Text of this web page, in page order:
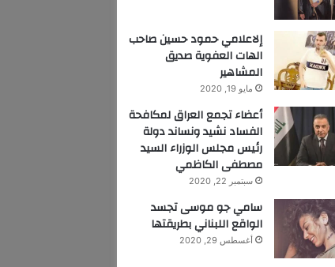
إلاعلامي حمود حسين صاحب
الهات العفوية صديق
المشاهير
مايو 19, 2020
أعضاء تجمع العراق لمكافحة
الفساد نشيد ونساند دولة
رئيس مجلس الوزراء السيد
مصطفى الكاظمي
سبتمبر 22, 2020
سامي جو موسى تجسد
الواقع اللبناني بطريقتها
أغسطس 29, 2020